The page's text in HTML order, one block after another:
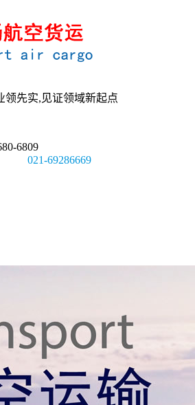
领先实,见证领域新起点
6809
021-69286669